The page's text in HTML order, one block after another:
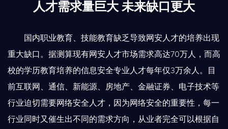
人才需求量巨大 未来缺口更大
国内职业教育、技能教育缺乏导致网安人才的培养出现
重大缺口。据测算现有网安人才市场需求高达70万人，而高
校的学历教育培养的信息安全专业人才每年仅3万余人。目
前互联网、通信、新能源、房地产、金融证券、电子技术等
行业迫切需要网络安全人才，因为网络安全的重要性，每一
行业同时又催生出不同的需求方向，从业者完全可以根据自